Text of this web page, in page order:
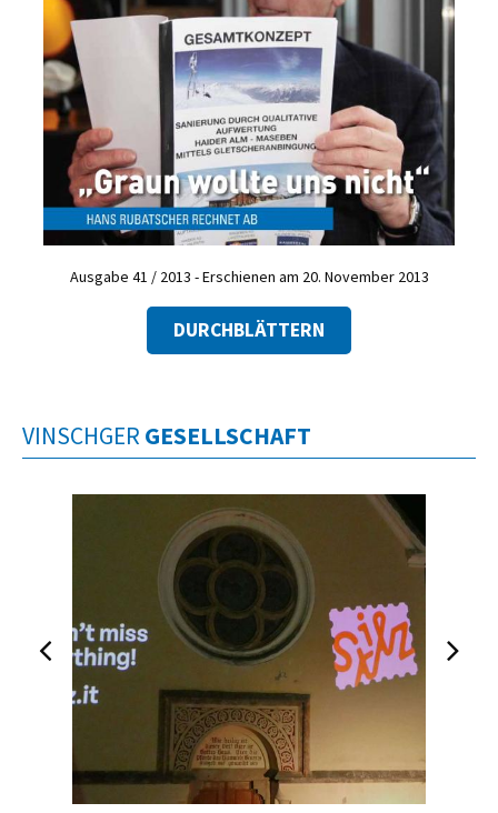
Ausgabe 41 / 2013 - Erschienen am 20. November 2013
DURCHBLÄTTERN
VINSCHGER GESELLSCHAFT